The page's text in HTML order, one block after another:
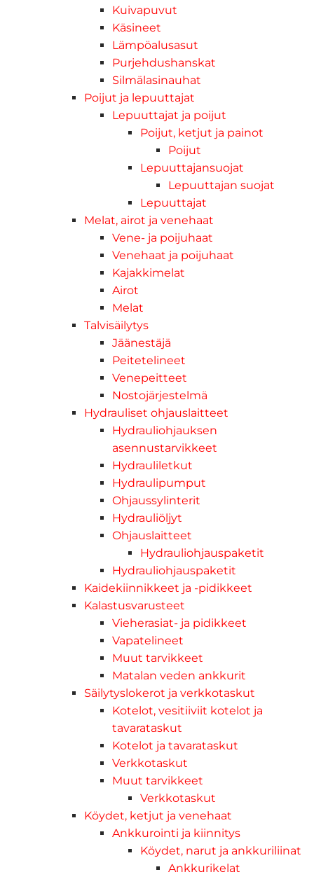
Kuivapuvut
Käsineet
Lämpöalusasut
Purjehdushanskat
Silmälasinauhat
Poijut ja lepuuttajat
Lepuuttajat ja poijut
Poijut, ketjut ja painot
Poijut
Lepuuttajansuojat
Lepuuttajan suojat
Lepuuttajat
Melat, airot ja venehaat
Vene- ja poijuhaat
Venehaat ja poijuhaat
Kajakkimelat
Airot
Melat
Talvisäilytys
Jäänestäjä
Peitetelineet
Venepeitteet
Nostojärjestelmä
Hydrauliset ohjauslaitteet
Hydrauliohjauksen
asennustarvikkeet
Hydrauliletkut
Hydraulipumput
Ohjaussylinterit
Hydrauliöljyt
Ohjauslaitteet
Hydrauliohjauspaketit
Hydrauliohjauspaketit
Kaidekiinnikkeet ja -pidikkeet
Kalastusvarusteet
Vieherasiat- ja pidikkeet
Vapatelineet
Muut tarvikkeet
Matalan veden ankkurit
Säilytyslokerot ja verkkotaskut
Kotelot, vesitiiviit kotelot ja
tavarataskut
Kotelot ja tavarataskut
Verkkotaskut
Muut tarvikkeet
Verkkotaskut
Köydet, ketjut ja venehaat
Ankkurointi ja kiinnitys
Köydet, narut ja ankkuriliinat
Ankkurikelat